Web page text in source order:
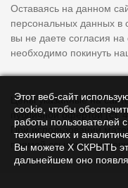
Оставаясь на данном
персональных данных в
вы не даете согласия
необходимо покинуть
Цены указанные на
публичной офертой (ст.
При использовании
прямой ссылки на
Этот веб-сайт
cookie, чтобы
работы пользователей
технических и
Вы можете Х СКРЫТЬ
дальнейшем оно